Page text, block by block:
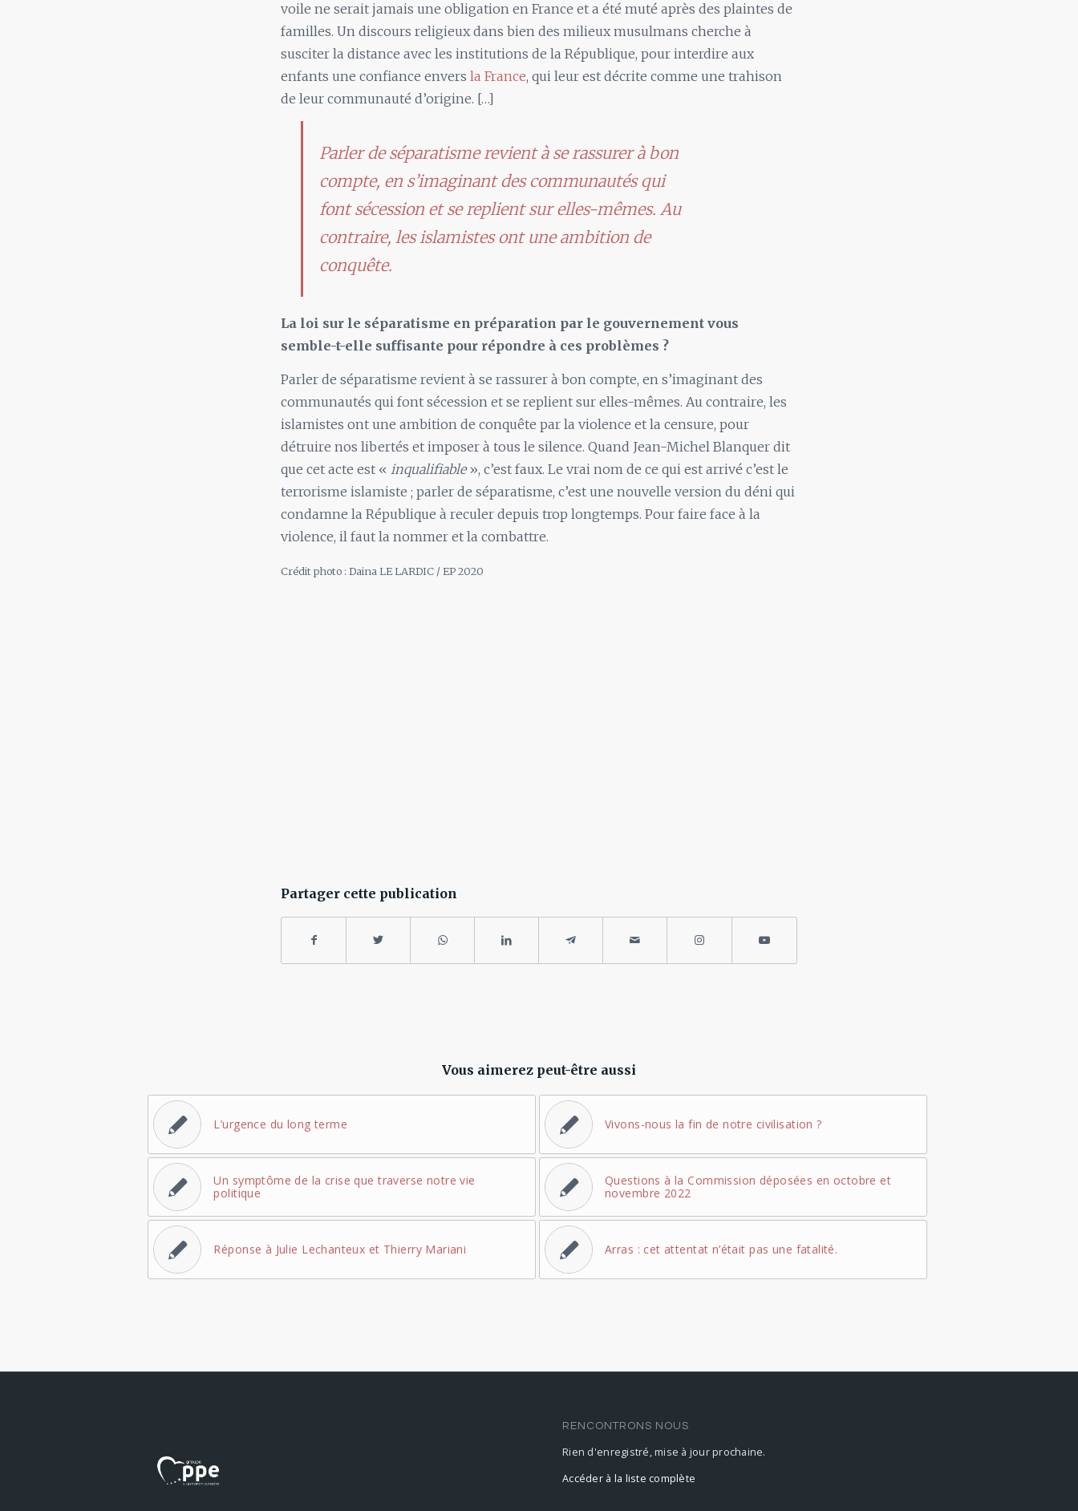
voile ne serait jamais une obligation en France et a été muté après des plaintes de
familles. Un discours religieux dans bien des milieux musulmans cherche à
susciter la distance avec les institutions de la République, pour interdire aux
enfants une confiance envers la France, qui leur est décrite comme une trahison
de leur communauté d’origine. […]
Parler de séparatisme revient à se rassurer à bon
compte, en s’imaginant des communautés qui
font sécession et se replient sur elles-mêmes. Au
contraire, les islamistes ont une ambition de
conquête.
La loi sur le séparatisme en préparation par le gouvernement vous
semble-t-elle suffisante pour répondre à ces problèmes ?
Parler de séparatisme revient à se rassurer à bon compte, en s’imaginant des
communautés qui font sécession et se replient sur elles-mêmes. Au contraire, les
islamistes ont une ambition de conquête par la violence et la censure, pour
détruire nos libertés et imposer à tous le silence. Quand Jean-Michel Blanquer dit
que cet acte est « inqualifiable», c’est faux. Le vrai nom de ce qui est arrivé c’est le
terrorisme islamiste ; parler de séparatisme, c’est une nouvelle version du déni qui
condamne la République à reculer depuis trop longtemps. Pour faire face à la
violence, il faut la nommer et la combattre.
Crédit photo : Daina LE LARDIC / EP 2020
Partager cette publication
Vous aimerez peut-être aussi
L’urgence du long terme Vivons-nous la fin de notre civilisation ?
Un symptôme de la crise que traverse notre vie
politique
Questions à la Commission déposées en octobre et
novembre 2022
Réponse à Julie Lechanteux et Thierry Mariani Arras : cet attentat n’était pas une fatalité.
RENCONTRONS NOUS
Rien d'enregistré, mise à jour prochaine.
Accéder à la liste complète